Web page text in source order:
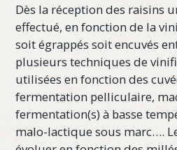
Dès la réception des raisins
effectué, en fonction de la
soit égrappés soit encuvés
plusieurs techniques de
utilisées en fonction des
fermentation pelliculaire,
fermentation(s) à basse
malo-lactique sous marc….